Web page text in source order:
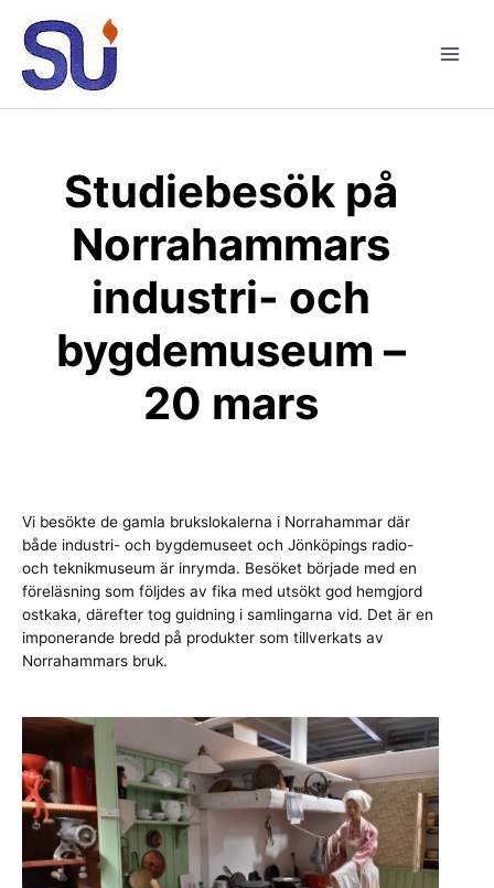
innehåll
Studiebesök på
Norrahammars
industri- och
bygdemuseum –
20 mars
Vi besökte de gamla brukslokalerna i Norrahammar där
både industri- och bygdemuseet och Jönköpings radio-
och teknikmuseum är inrymda. Besöket började med en
föreläsning som följdes av fika med utsökt god hemgjord
ostkaka, därefter tog guidning i samlingarna vid. Det är en
imponerande bredd på produkter som tillverkats av
Norrahammars bruk.